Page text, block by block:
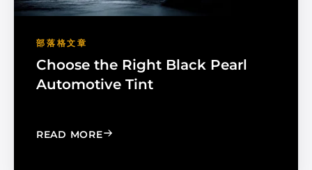
部落格文章
Choose the Right Black Pearl
Automotive Tint
READ MORE: CHOOSE THE RIGHT BLACK PEARL